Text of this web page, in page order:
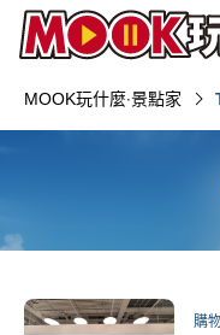
MOOK玩什麼‧景點家
購